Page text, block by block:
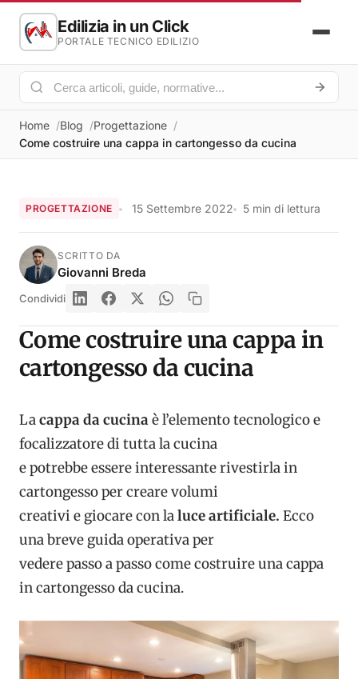
Edilizia in un Click
PORTALE TECNICO EDILIZIO
Home Blog
Progettazione
Come costruire una cappa in cartongesso da cucina
PROGETTAZIONE 15 Settembre 2022 5 min di lettura
SCRITTO DA
Giovanni Breda
Condividi
Come costruire una cappa in
cartongesso da cucina
Lacappa da cucinaè l’elemento tecnologico e
focalizzatore di tutta la cucina
e potrebbe essere interessante rivestirla in
cartongesso per creare volumi
creativi e giocare con laluce artificiale. Ecco
una breve guida operativa per
vedere passo a passo come costruire una cappa
in cartongesso da cucina.